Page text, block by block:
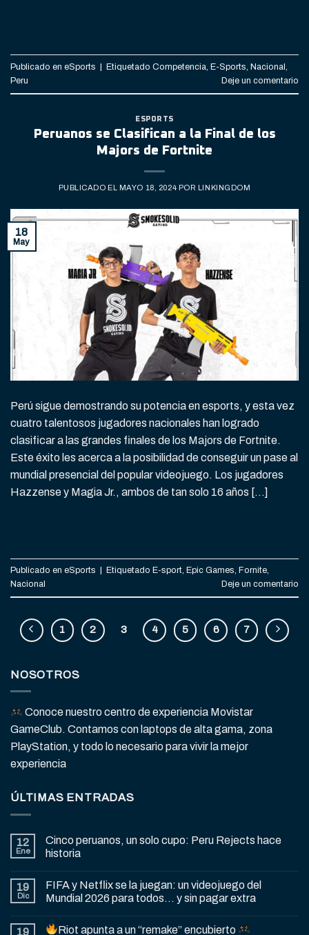
Publicado en eSports | Etiquetado Competencia, E-Sports, Nacional,
Peru
Deje un comentario
ESPORTS
Peruanos se Clasifican a la Final de los
Majors de Fortnite
PUBLICADO EL MAYO 18, 2024 POR LINKINGDOM
18
May
Perú sigue demostrando su potencia en esports, y esta vez
cuatro talentosos jugadores nacionales han logrado
clasificar a las grandes finales de los Majors de Fortnite.
Este éxito les acerca a la posibilidad de conseguir un pase al
mundial presencial del popular videojuego. Los jugadores
Hazzense y Magia Jr., ambos de tan solo 16 años […]
Publicado en eSports Etiquetado E-sport, Epic Games, Fornite,
Nacional
Deje un comentario
1 2 3 4 5 6 7
NOSOTROS
Conoce nuestro centro de experiencia Movistar
GameClub. Contamos con laptops de alta gama, zona
PlayStation, y todo lo necesario para vivir la mejor
experiencia
ÚLTIMAS ENTRADAS
12
Ene
Cinco peruanos, un solo cupo: Peru Rejects hace
historia
19
Dic
FIFA y Netflix se la juegan: un videojuego del
Mundial 2026 para todos… y sin pagar extra
19 Riot apunta a un “remake” encubierto